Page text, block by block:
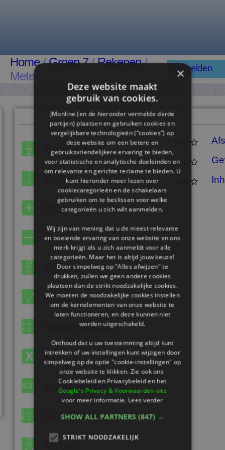
Home/Groep 7/Rekenen/
Meten
Aanmelden
Breuken
Delen
Erbij
Eraf
Cijferen
Getallen
Hoofdrekenen
Keer
Kommagetallen
Getallenlijn
Meten
×
Deze website maakt
gebruik van cookies.
JMonline (en de hieronder vermelde derde
partijen) plaatsen en gebruiken cookies en
vergelijkbare technologieën (“cookies”) op
deze website om een ​​betere en
gebruiksvriendelijkere ervaring te bieden,
voor statistische en analytische doeleinden en
om relevante en gerichte reclame te bieden. U
kunt hieronder meer lezen over
cookiecategorieën en de schakelaars
gebruiken om te beslissen voor welke
categorieën u zich wilt aanmelden.
Wij zijn van mening dat u de meest relevante
en boeiende ervaring van onze website en ons
merk krijgt als u zich aanmeldt voor alle
categorieën. Maar het is altijd jouw keuze!
Door simpelweg op "Alles afwijzen" te
drukken, zullen we geen andere cookies
plaatsen dan de strikt noodzakelijke cookies.
We moeten de noodzakelijke cookies instellen
om de kernelementen van onze website te
laten functioneren, en deze kunnen niet
worden uitgeschakeld.
Onthoud dat u uw toestemming altijd kunt
intrekken of uw instellingen kunt wijzigen door
simpelweg op de optie "cookie-instellingen" op
onze website te klikken. Zie ook ons ​​
Cookiebeleid en Privacybeleid en het
Google's Privacy & Voorwaarden-site
voor meer informatie.Lees verder
SHOW ALL PARTNERS (847) →
STRIKT NOODZAKELIJK